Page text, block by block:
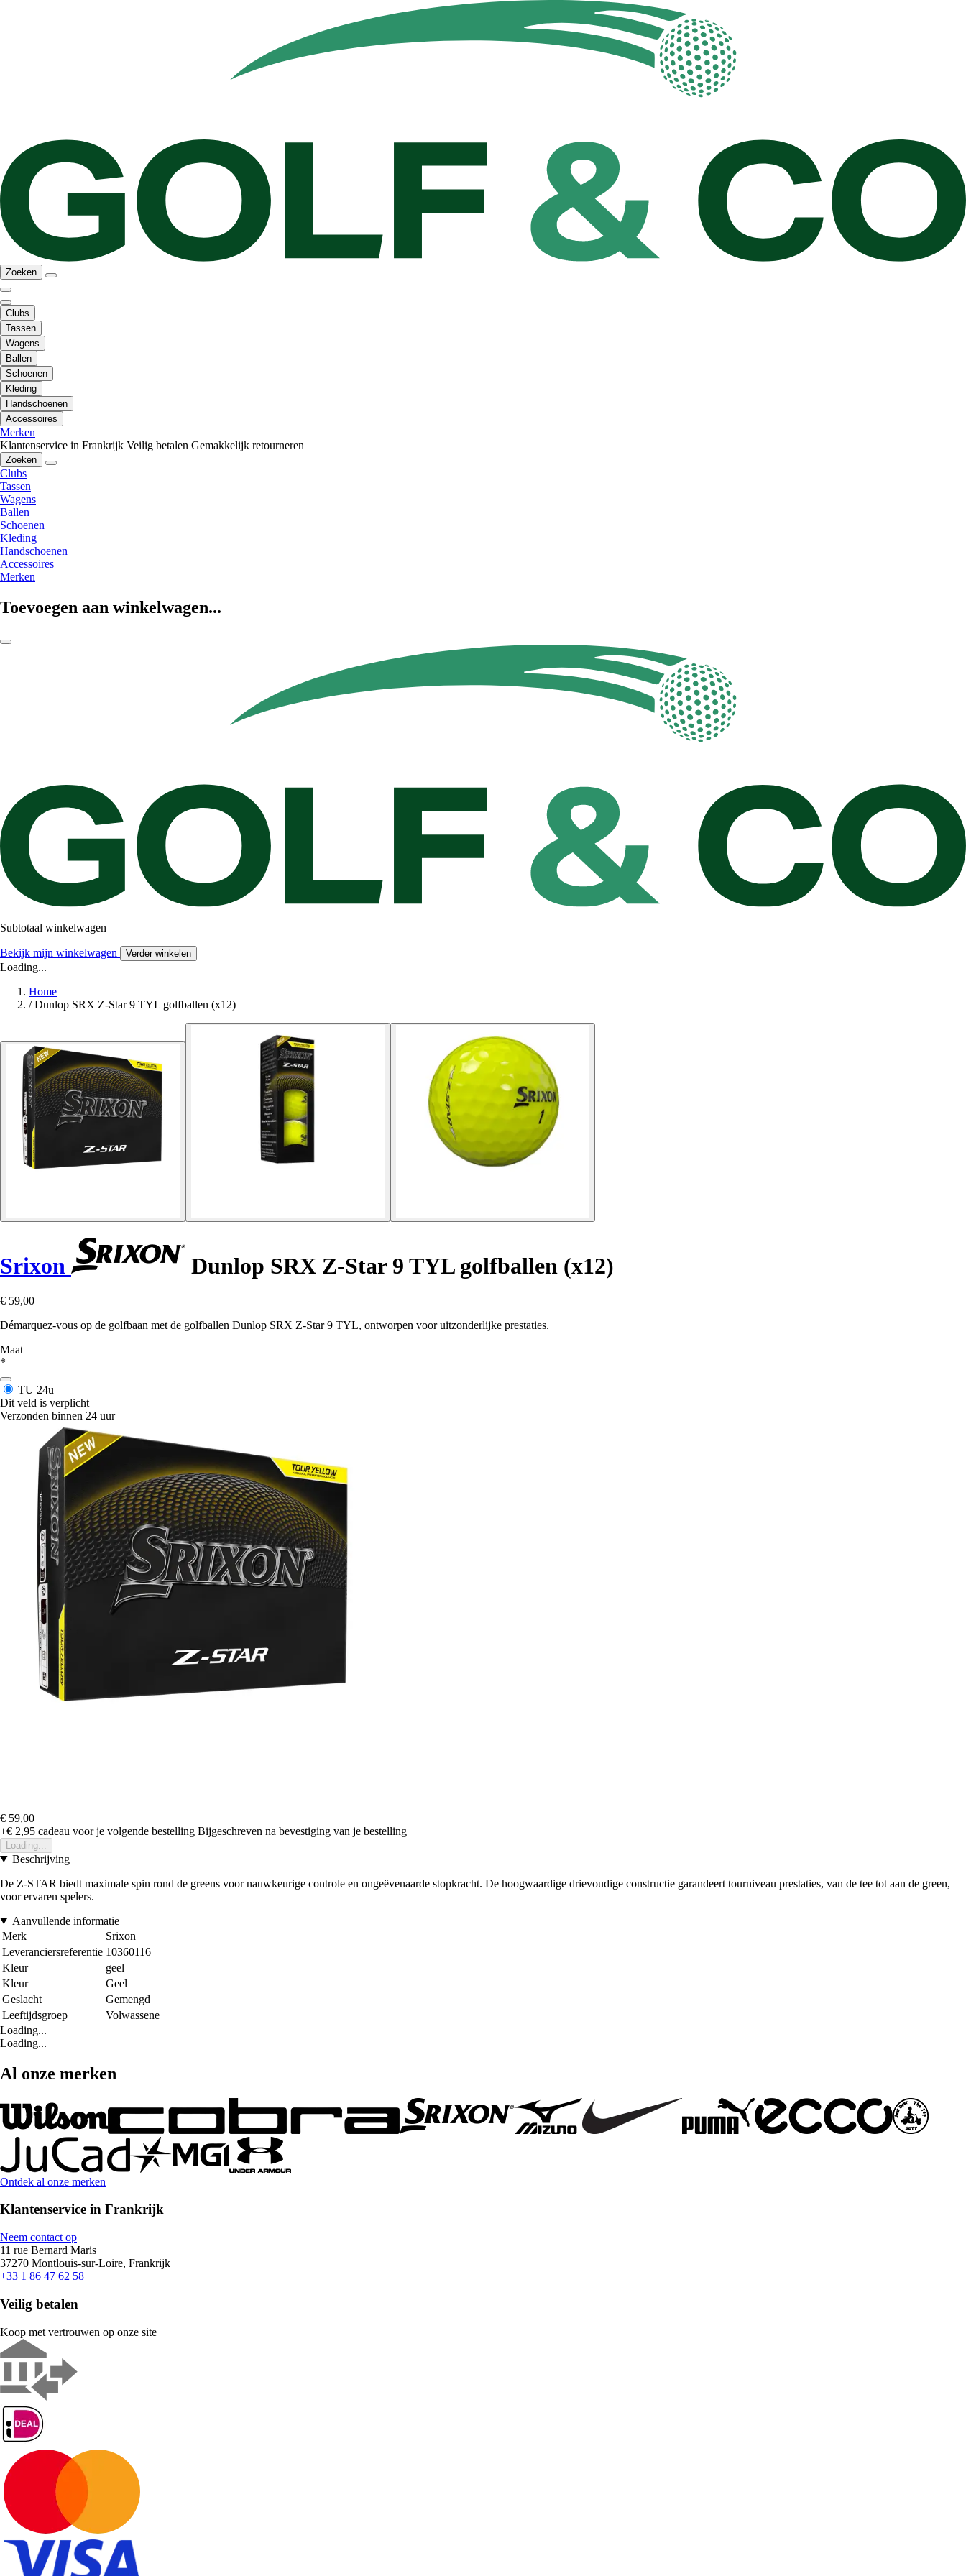
Zoeken
Clubs
Tassen
Wagens
Ballen
Schoenen
Kleding
Handschoenen
Accessoires
Merken
Klantenservice in Frankrijk Veilig betalen Gemakkelijk retourneren
Zoeken
Clubs
Tassen
Wagens
Ballen
Schoenen
Kleding
Handschoenen
Accessoires
Merken
Toevoegen aan winkelwagen...
Subtotaal winkelwagen
Bekijk mijn winkelwagen Verder winkelen
Loading...
Home
/ Dunlop SRX Z-Star 9 TYL golfballen (x12)
Srixon Dunlop SRX Z-Star 9 TYL golfballen (x12)
€ 59,00
Démarquez-vous op de golfbaan met de golfballen Dunlop SRX Z-Star 9 TYL, ontworpen voor uitzonderlijke prestaties.
Maat
*
TU 24u
Dit veld is verplicht
Verzonden binnen 24 uur
€ 59,00
+€ 2,95 cadeau voor je volgende bestelling Bijgeschreven na bevestiging van je bestelling
Loading...
Beschrijving
De Z-STAR biedt maximale spin rond de greens voor nauwkeurige controle en ongeëvenaarde stopkracht. De hoogwaardige drievoudige constructie garandeert tourniveau prestaties, van de tee tot aan de green,
voor ervaren spelers.
Aanvullende informatie
Merk
Srixon
Leveranciersreferentie 10360116
Kleur
geel
Kleur
Geel
Geslacht
Gemengd
Leeftijdsgroep
Volwassene
Loading...
Loading...
Al onze merken
Ontdek al onze merken
Klantenservice in Frankrijk
Neem contact op
11 rue Bernard Maris
37270 Montlouis-sur-Loire, Frankrijk
+33 1 86 47 62 58
Veilig betalen
Koop met vertrouwen op onze site